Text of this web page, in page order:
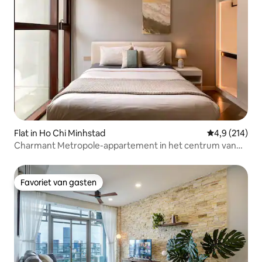
Flat in Ho Chi Minhstad Gemiddelde
4,9 (214)
Charmant Metropole-appartement in het centrum van
Favoriet van gasten
Favoriet van gasten